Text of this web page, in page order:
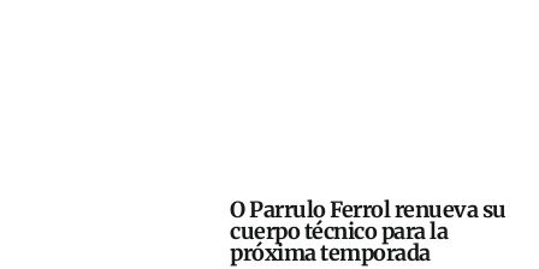
O Parrulo Ferrol renueva su
cuerpo técnico para la
próxima temporada